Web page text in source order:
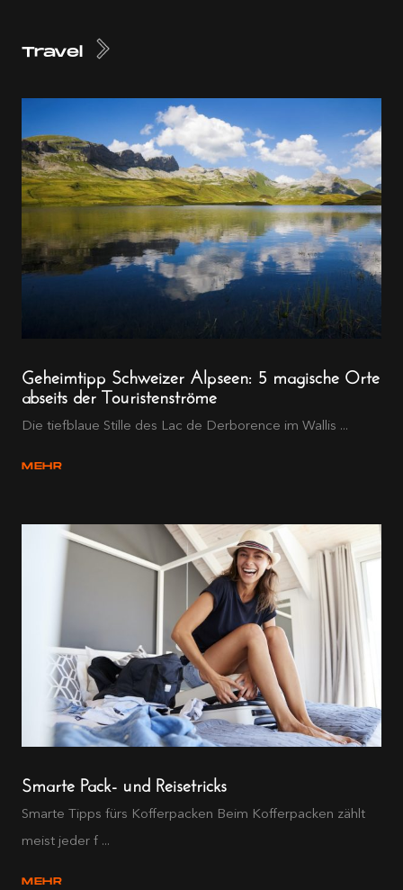
Travel
Geheimtipp Schweizer Alpseen: 5 magische Orte
abseits der Touristenströme
Die tiefblaue Stille des Lac de Derborence im Wallis ...
MEHR
Smarte Pack- und Reisetricks
Smarte Tipps fürs Kofferpacken Beim Kofferpacken zählt
meist jeder f ...
MEHR